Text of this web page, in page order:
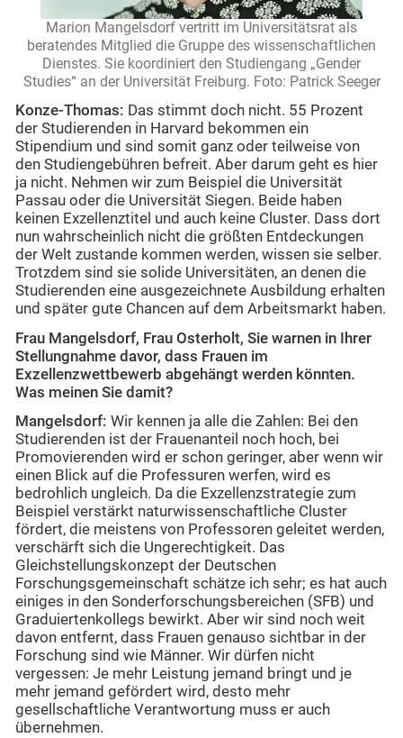
Marion Mangelsdorf vertritt im Universitätsrat als
beratendes Mitglied die Gruppe des wissenschaftlichen
Dienstes. Sie koordiniert den Studiengang „Gender
Studies“ an der Universität Freiburg. Foto: Patrick Seeger
Konze-Thomas: Das stimmt doch nicht. 55 Prozent
der Studierenden in Harvard bekommen ein
Stipendium und sind somit ganz oder teilweise von
den Studiengebühren befreit. Aber darum geht es hier
ja nicht. Nehmen wir zum Beispiel die Universität
Passau oder die Universität Siegen. Beide haben
keinen Exzellenztitel und auch keine Cluster. Dass dort
nun wahrscheinlich nicht die größten Entdeckungen
der Welt zustande kommen werden, wissen sie selber.
Trotzdem sind sie solide Universitäten, an denen die
Studierenden eine ausgezeichnete Ausbildung erhalten
und später gute Chancen auf dem Arbeitsmarkt haben.
Frau Mangelsdorf, Frau Osterholt, Sie warnen in Ihrer
Stellungnahme davor, dass Frauen im
Exzellenzwettbewerb abgehängt werden könnten.
Was meinen Sie damit?
Mangelsdorf: Wir kennen ja alle die Zahlen: Bei den
Studierenden ist der Frauenanteil noch hoch, bei
Promovierenden wird er schon geringer, aber wenn wir
einen Blick auf die Professuren werfen, wird es
bedrohlich ungleich. Da die Exzellenzstrategie zum
Beispiel verstärkt naturwissenschaftliche Cluster
fördert, die meistens von Professoren geleitet werden,
verschärft sich die Ungerechtigkeit. Das
Gleichstellungskonzept der Deutschen
Forschungsgemeinschaft schätze ich sehr; es hat auch
einiges in den Sonderforschungsbereichen (SFB) und
Graduiertenkollegs bewirkt. Aber wir sind noch weit
davon entfernt, dass Frauen genauso sichtbar in der
Forschung sind wie Männer. Wir dürfen nicht
vergessen: Je mehr Leistung jemand bringt und je
mehr jemand gefördert wird, desto mehr
gesellschaftliche Verantwortung muss er auch
übernehmen.